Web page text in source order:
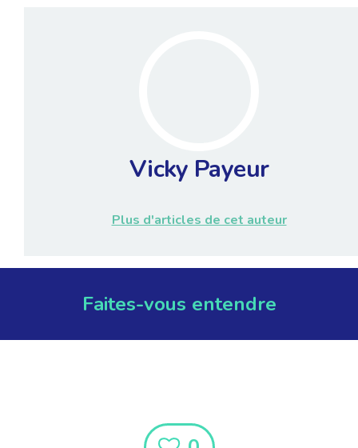
Vicky Payeur
Plus d'articles de cet auteur
Faites-vous entendre